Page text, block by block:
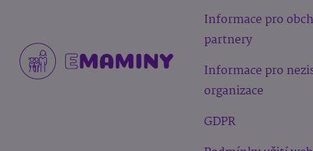
Informace pro
partnery
Informace pro
organizace
GDPR